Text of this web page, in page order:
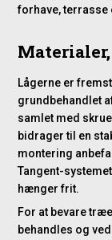
forhave, terrasse
Lågerne er
grundbehandlet
samlet med
bidrager til en
montering
Tangent-
hænger frit.
For at bevare
behandles og